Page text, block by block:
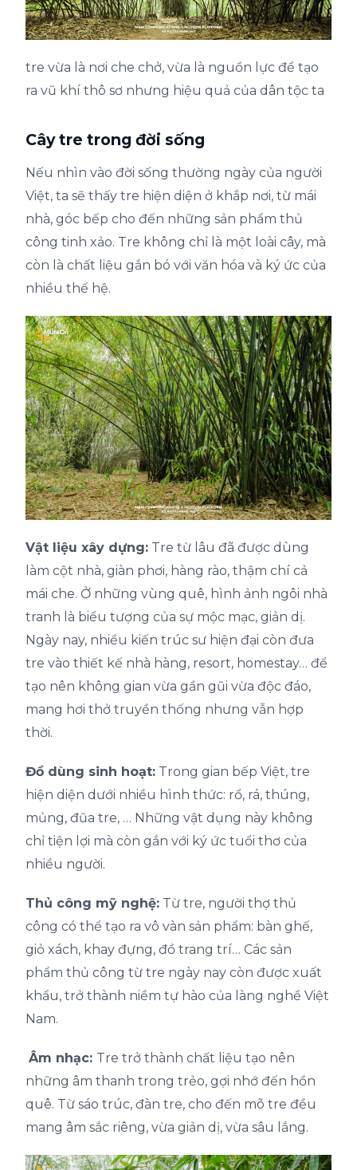
tre vừa là nơi che chở, vừa là nguồn lực để tạo
ra vũ khí thô sơ nhưng hiệu quả của dân tộc ta
Cây tre trong đời sống
Nếu nhìn vào đời sống thường ngày của người
Việt, ta sẽ thấy tre hiện diện ở khắp nơi, từ mái
nhà, góc bếp cho đến những sản phẩm thủ
công tinh xảo. Tre không chỉ là một loài cây, mà
còn là chất liệu gắn bó với văn hóa và ký ức của
nhiều thế hệ.
Vật liệu xây dựng: Tre từ lâu đã được dùng
làm cột nhà, giàn phơi, hàng rào, thậm chí cả
mái che. Ở những vùng quê, hình ảnh ngôi nhà
tranh là biểu tượng của sự mộc mạc, giản dị.
Ngày nay, nhiều kiến trúc sư hiện đại còn đưa
tre vào thiết kế nhà hàng, resort, homestay… để
tạo nên không gian vừa gần gũi vừa độc đáo,
mang hơi thở truyền thống nhưng vẫn hợp
thời.
Đồ dùng sinh hoạt: Trong gian bếp Việt, tre
hiện diện dưới nhiều hình thức: rổ, rá, thúng,
mủng, đũa tre, … Những vật dụng này không
chỉ tiện lợi mà còn gắn với ký ức tuổi thơ của
nhiều người.
Thủ công mỹ nghệ: Từ tre, người thợ thủ
công có thể tạo ra vô vàn sản phẩm: bàn ghế,
giỏ xách, khay đựng, đồ trang trí… Các sản
phẩm thủ công từ tre ngày nay còn được xuất
khẩu, trở thành niềm tự hào của làng nghề Việt
Nam.
Âm nhạc: Tre trở thành chất liệu tạo nên
những âm thanh trong trẻo, gợi nhớ đến hồn
quê. Từ sáo trúc, đàn tre, cho đến mõ tre đều
mang âm sắc riêng, vừa giản dị, vừa sâu lắng.